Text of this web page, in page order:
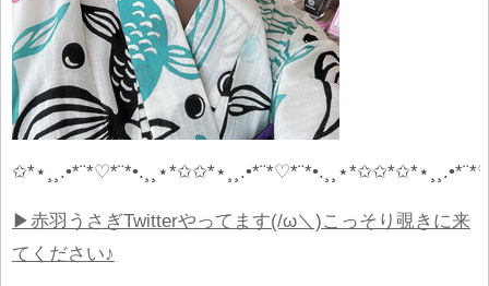
▶赤羽うさぎTwitterやってます(/ω＼)こっそり覗きに来
てください♪